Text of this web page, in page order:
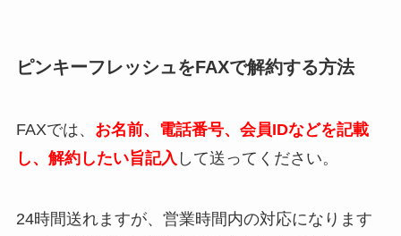
ピンキーフレッシュをFAXで解約する方法
FAXでは、 お名前、電話番号、会員IDなどを記載
し、解約したい旨記入 して送ってください。
24時間送れますが、営業時間内の対応になります